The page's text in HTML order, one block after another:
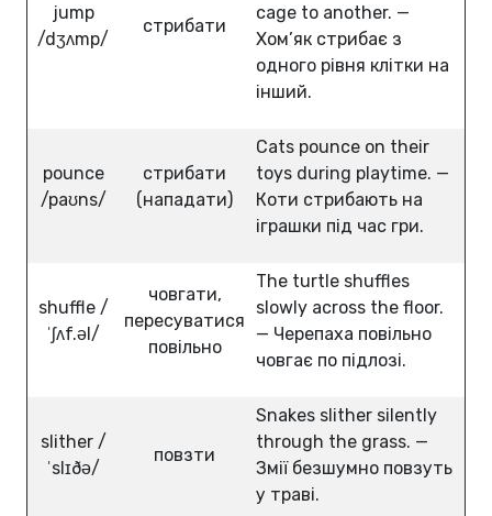
jump
/dʒʌmp/
стрибати
cage to another. —
Хом’як стрибає з
одного рівня клітки на
інший.
pounce
/paʊns/
стрибати
(нападати)
Cats pounce on their
toys during playtime. —
Коти стрибають на
іграшки під час гри.
shuffle /
ˈʃʌf.əl/
човгати,
пересуватися
повільно
The turtle shuffles
slowly across the floor.
— Черепаха повільно
човгає по підлозі.
slither /
ˈslɪðə/
повзти
Snakes slither silently
through the grass. —
Змії безшумно повзуть
у траві.